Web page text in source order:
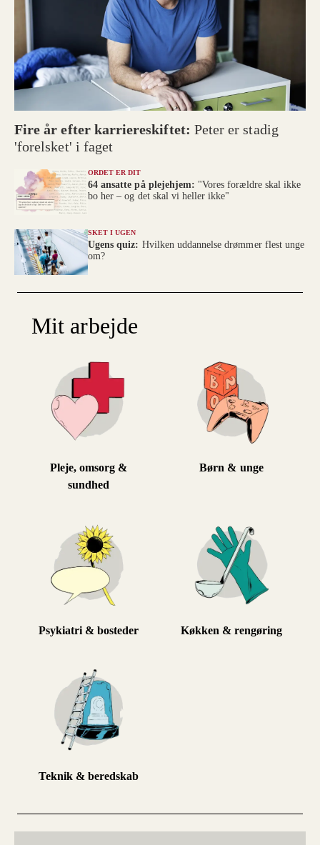
Fire år efter karriereskiftet: Peter er stadig
'forelsket' i faget
ORDET ER DIT
64 ansatte på plejehjem: "Vores forældre skal ikke
bo her – og det skal vi heller ikke"
SKET I UGEN
Ugens quiz: Hvilken uddannelse drømmer flest unge
om?
Mit arbejde
Pleje, omsorg &
sundhed
Børn & unge
Psykiatri & bosteder Køkken & rengøring
Teknik & beredskab